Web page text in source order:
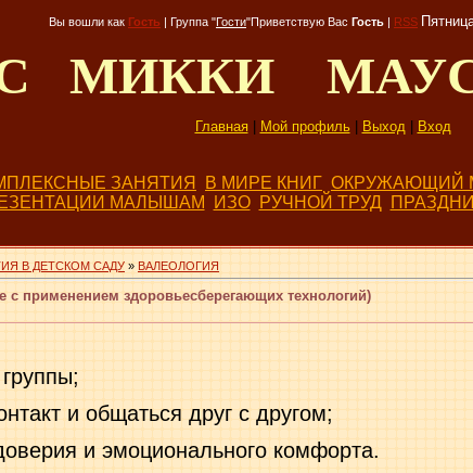
Вы вошли как Гость | Группа "Гости"Приветствую Вас Гость | RSS
МИККИ
Главная| Мой профиль| Выход| Вход
ЗАНЯТИЯ В МИРЕ КНИГ ОКРУЖАЮЩИЙ
МАЛЫШАМ ИЗО РУЧНОЙ ТРУД
В ДЕТСКОМ САДУ » ВАЛЕОЛОГИЯ
с применением здоровьесберегающих технологий)
и общаться друг с другом;
и эмоционального комфорта.